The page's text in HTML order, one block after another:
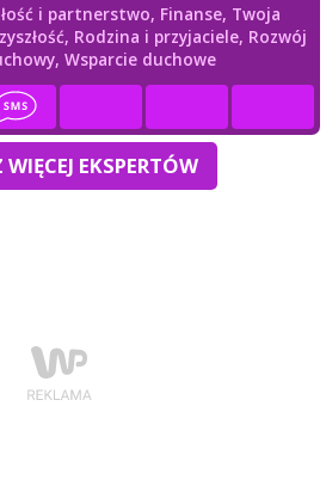
i partnerstwo, Finanse, Twoja
Rodzina i przyjaciele, Rozwój
Wsparcie duchowe
EKSPERTÓW